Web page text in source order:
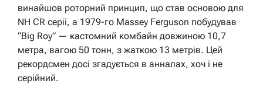
винайшов роторний принцип, що став основою для
NH CR серії, а 1979-го Massey Ferguson побудував
“Big Roy” — кастомний комбайн довжиною 10,7
метра, вагою 50 тонн, з жаткою 13 метрів. Цей
рекордсмен досі згадується в анналах, хоч і не
серійний.